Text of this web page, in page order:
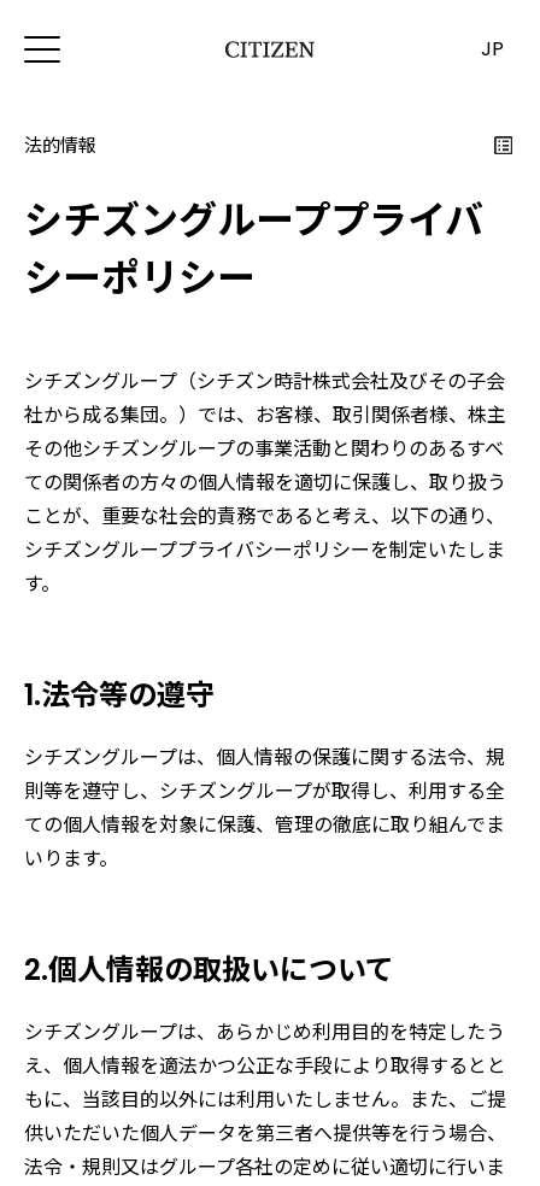
JP
法的情報
シチズングループプライバ
シーポリシー
シチズングループ（シチズン時計株式会社及びその子会
社から成る集団。）では、お客様、取引関係者様、株主
その他シチズングループの事業活動と関わりのあるすべ
ての関係者の方々の個人情報を適切に保護し、取り扱う
ことが、重要な社会的責務であると考え、以下の通り、
シチズングループプライバシーポリシーを制定いたしま
す。
1.法令等の遵守
シチズングループは、個人情報の保護に関する法令、規
則等を遵守し、シチズングループが取得し、利用する全
ての個人情報を対象に保護、管理の徹底に取り組んでま
いります。
2.個人情報の取扱いについて
シチズングループは、あらかじめ利用目的を特定したう
え、個人情報を適法かつ公正な手段により取得するとと
もに、当該目的以外には利用いたしません。また、ご提
供いただいた個人データを第三者へ提供等を行う場合、
法令・規則又はグループ各社の定めに従い適切に行いま